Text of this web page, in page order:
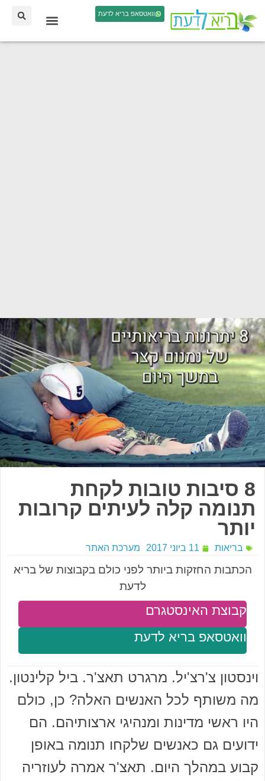
וואטסאפ בריא לדעת
8 סיבות טובות לקחת
תנומה קלה לעיתים קרובות
יותר
בריאות 11 ביוני 2017 מערכת האתר
הכתבות החזקות ביותר לפני כולם בקבוצות של בריא
לדעת
וואטסאפ בריא לדעת
קבוצת האינסטגרם
וינסטון צ'רצ'יל. מרגרט תאצ'ר. ביל קלינטון.
מה משותף לכל האנשים האלה? כן, כולם
היו ראשי מדינות ומנהיגי ארצותיהם. הם
ידועים גם כאנשים שלקחו תנומה באופן
קבוע במהלך היום. תאצ'ר אמרה לעוזריה